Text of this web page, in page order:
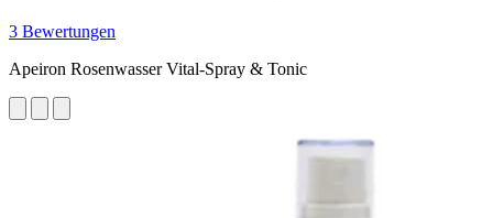
3 Bewertungen
Apeiron Rosenwasser Vital-Spray & Tonic